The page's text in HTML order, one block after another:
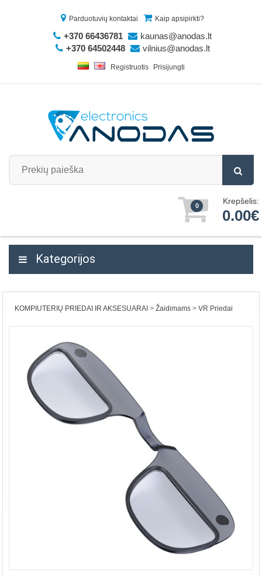
Parduotuvių kontaktai Kaip apsipirkti?
+370 66436781
kaunas@anodas.lt
+370 64502448
vilnius@anodas.lt
Registruotis Prisijungti
0 Krepšelis:
0.00€
Kategorijos
KOMPIUTERIŲ PRIEDAI IR AKSESUARAI Žaidimams VR Priedai